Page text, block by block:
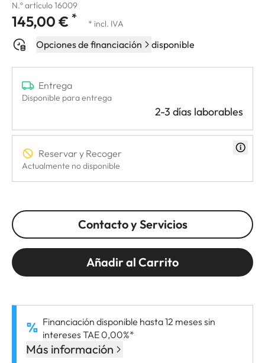
N.º artículo 16009
145,00 € * * incl. IVA
Opciones de financiación disponible
Entrega
Disponible para entrega
2-3 días laborables
Reservar y Recoger
Actualmente no disponible
Contacto y Servicios
Añadir al Carrito
Financiación disponible hasta 12 meses sin
intereses TAE 0,00%*
Más información